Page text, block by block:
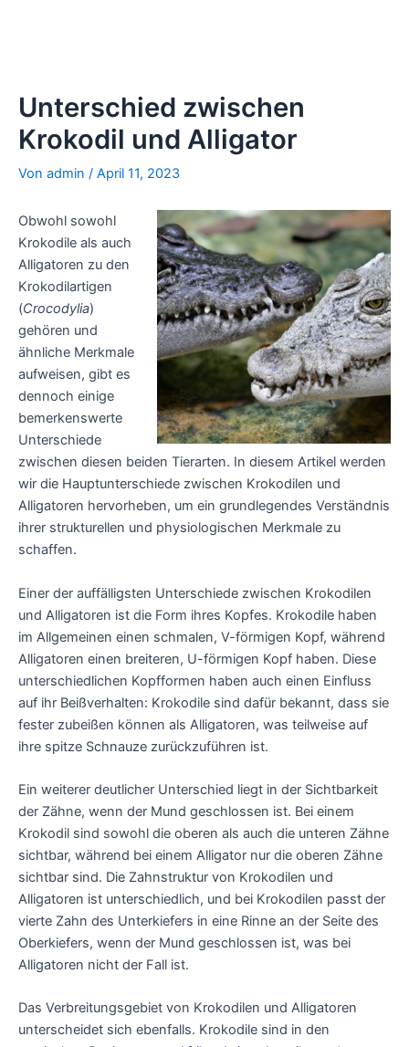
Unterschied zwischen
Krokodil und Alligator
Von admin / April 11, 2023
Obwohl sowohl
Krokodile als auch
Alligatoren zu den
Krokodilartigen
(Crocodylia)
gehören und
ähnliche Merkmale
aufweisen, gibt es
dennoch einige
bemerkenswerte
Unterschiede
zwischen diesen beiden Tierarten. In diesem Artikel werden
wir die Hauptunterschiede zwischen Krokodilen und
Alligatoren hervorheben, um ein grundlegendes Verständnis
ihrer strukturellen und physiologischen Merkmale zu
schaffen.
Einer der auffälligsten Unterschiede zwischen Krokodilen
und Alligatoren ist die Form ihres Kopfes. Krokodile haben
im Allgemeinen einen schmalen, V-förmigen Kopf, während
Alligatoren einen breiteren, U-förmigen Kopf haben. Diese
unterschiedlichen Kopfformen haben auch einen Einfluss
auf ihr Beißverhalten: Krokodile sind dafür bekannt, dass sie
fester zubeißen können als Alligatoren, was teilweise auf
ihre spitze Schnauze zurückzuführen ist.
Ein weiterer deutlicher Unterschied liegt in der Sichtbarkeit
der Zähne, wenn der Mund geschlossen ist. Bei einem
Krokodil sind sowohl die oberen als auch die unteren Zähne
sichtbar, während bei einem Alligator nur die oberen Zähne
sichtbar sind. Die Zahnstruktur von Krokodilen und
Alligatoren ist unterschiedlich, und bei Krokodilen passt der
vierte Zahn des Unterkiefers in eine Rinne an der Seite des
Oberkiefers, wenn der Mund geschlossen ist, was bei
Alligatoren nicht der Fall ist.
Das Verbreitungsgebiet von Krokodilen und Alligatoren
unterscheidet sich ebenfalls. Krokodile sind in den